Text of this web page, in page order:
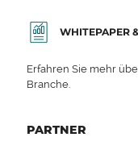
WHITEPAPER
Erfahren Sie mehr
Branche.
PARTNER